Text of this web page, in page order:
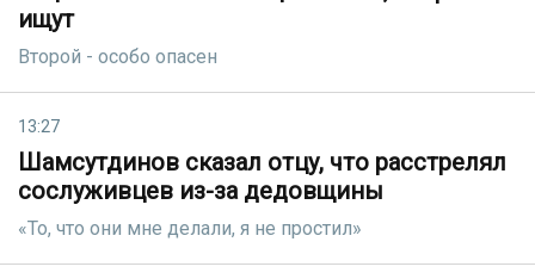
ищут
Второй - особо опасен
13:27
Шамсутдинов сказал отцу, что расстрелял
сослуживцев из-за дедовщины
«То, что они мне делали, я не простил»